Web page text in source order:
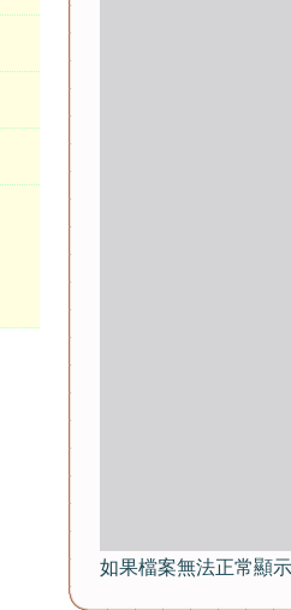
如果檔案無法正常顯